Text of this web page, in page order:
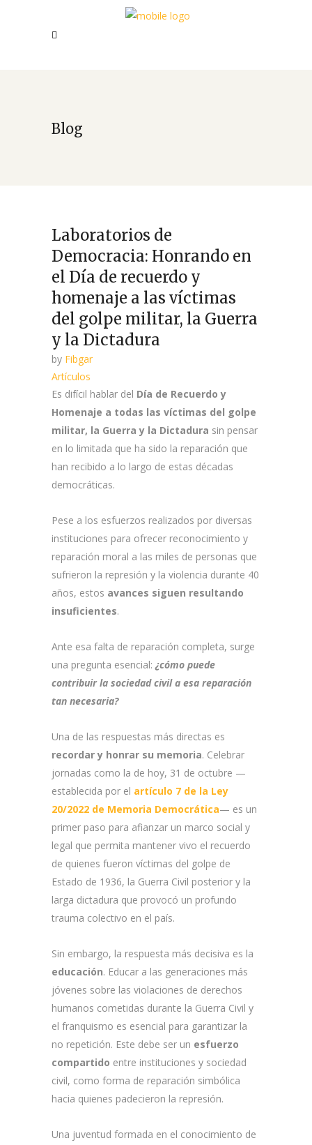
Blog
Laboratorios de
Democracia: Honrando en
el Día de recuerdo y
homenaje a las víctimas
del golpe militar, la Guerra
y la Dictadura
by Fibgar
Artículos
Es difícil hablar del Día de Recuerdo y
Homenaje a todas las víctimas del golpe
militar, la Guerra y la Dictadura sin pensar
en lo limitada que ha sido la reparación que
han recibido a lo largo de estas décadas
democráticas.
Pese a los esfuerzos realizados por diversas
instituciones para ofrecer reconocimiento y
reparación moral a las miles de personas que
sufrieron la represión y la violencia durante 40
años, estos avances siguen resultando
insuficientes.
Ante esa falta de reparación completa, surge
una pregunta esencial:¿cómo puede
contribuir la sociedad civil a esa reparación
tan necesaria?
Una de las respuestas más directas es
recordar y honrar su memoria. Celebrar
jornadas como la de hoy, 31 de octubre —
establecida por el artículo 7 de la Ley
20/2022 de Memoria Democrática— es un
primer paso para afianzar un marco social y
legal que permita mantener vivo el recuerdo
de quienes fueron víctimas del golpe de
Estado de 1936, la Guerra Civil posterior y la
larga dictadura que provocó un profundo
trauma colectivo en el país.
Sin embargo, la respuesta más decisiva es la
educación. Educar a las generaciones más
jóvenes sobre las violaciones de derechos
humanos cometidas durante la Guerra Civil y
el franquismo es esencial para garantizar la
no repetición. Este debe ser un esfuerzo
compartido entre instituciones y sociedad
civil, como forma de reparación simbólica
hacia quienes padecieron la represión.
Una juventud formada en el conocimiento de